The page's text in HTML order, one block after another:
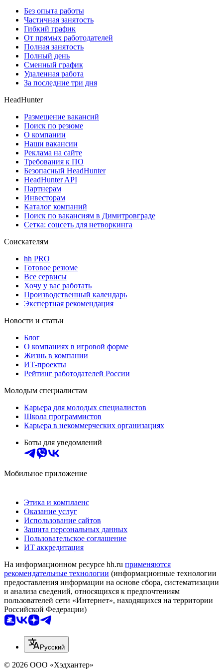
Без опыта работы
Частичная занятость
Гибкий график
От прямых работодателей
Полная занятость
Полный день
Сменный график
Удаленная работа
За последние три дня
HeadHunter
Размещение вакансий
Поиск по резюме
О компании
Наши вакансии
Реклама на сайте
Требования к ПО
Безопасный HeadHunter
HeadHunter API
Партнерам
Инвесторам
Каталог компаний
Поиск по вакансиям в Димитровграде
Сетка: соцсеть для нетворкинга
Соискателям
hh PRO
Готовое резюме
Все сервисы
Хочу у вас работать
Производственный календарь
Экспертная рекомендация
Новости и статьи
Блог
О компаниях в игровой форме
Жизнь в компании
ИТ-проекты
Рейтинг работодателей России
Молодым специалистам
Карьера для молодых специалистов
Школа программистов
Карьера в некоммерческих организациях
Боты для уведомлений
Мобильное приложение
Этика и комплаенс
Оказание услуг
Использование сайтов
Защита персональных данных
Пользовательское соглашение
ИТ аккредитация
На информационном ресурсе hh.ru применяются
рекомендательные технологии (информационные технологии
предоставления информации на основе сбора, систематизации
и анализа сведений, относящихся к предпочтениям
пользователей сети «Интернет», находящихся на территории
Российской Федерации)
Русский
© 2026 ООО «Хэдхантер»